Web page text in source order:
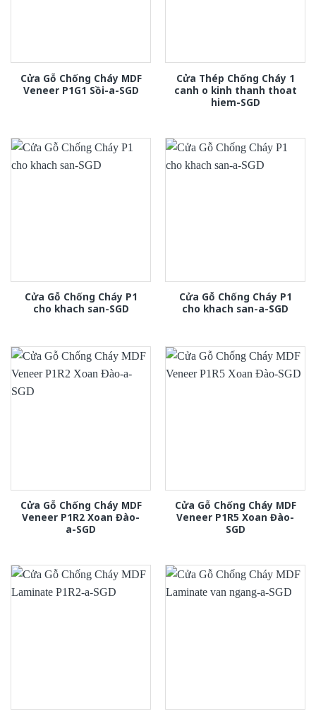
Cửa Gỗ Chống Cháy MDF
Veneer P1G1 Sồi-a-SGD
Cửa Thép Chống Cháy 1
canh o kinh thanh thoat
hiem-SGD
Cửa Gỗ Chống Cháy P1
cho khach san-SGD
Cửa Gỗ Chống Cháy P1
cho khach san-a-SGD
Cửa Gỗ Chống Cháy MDF
Veneer P1R2 Xoan Đào-
a-SGD
Cửa Gỗ Chống Cháy MDF
Veneer P1R5 Xoan Đào-
SGD